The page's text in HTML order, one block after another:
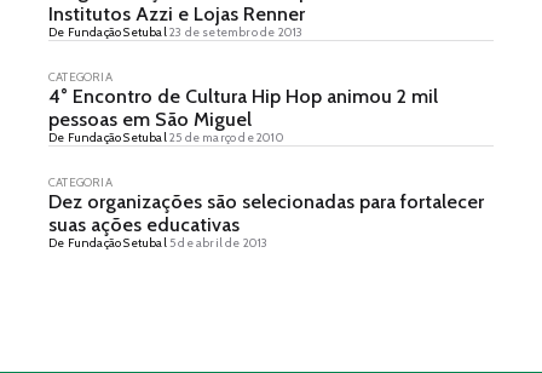
Institutos Azzi e Lojas Renner
De Fundação Setubal23 de setembro de 2013
CATEGORIA
4° Encontro de Cultura Hip Hop animou 2 mil
pessoas em São Miguel
De Fundação Setubal25 de março de 2010
CATEGORIA
Dez organizações são selecionadas para fortalecer
suas ações educativas
De Fundação Setubal5 de abril de 2013